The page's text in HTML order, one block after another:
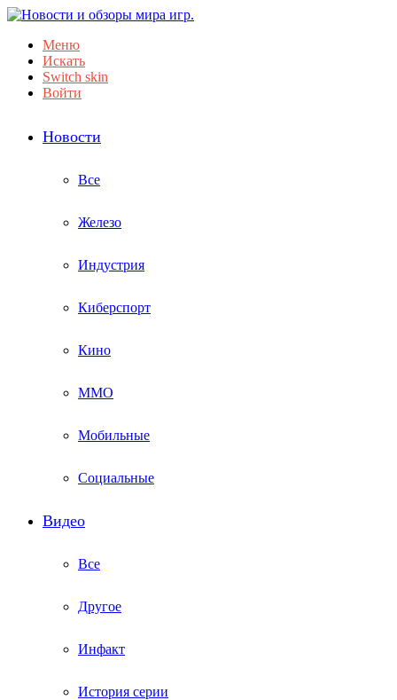
Меню
Искать
Switch skin
Войти
Новости
Все
Железо
Индустрия
Киберспорт
Кино
ММО
Мобильные
Социальные
Видео
Все
Другое
Инфакт
История серии